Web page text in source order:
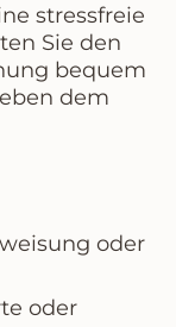
stressfreie
Sie den
bequem
dem
oder
oder